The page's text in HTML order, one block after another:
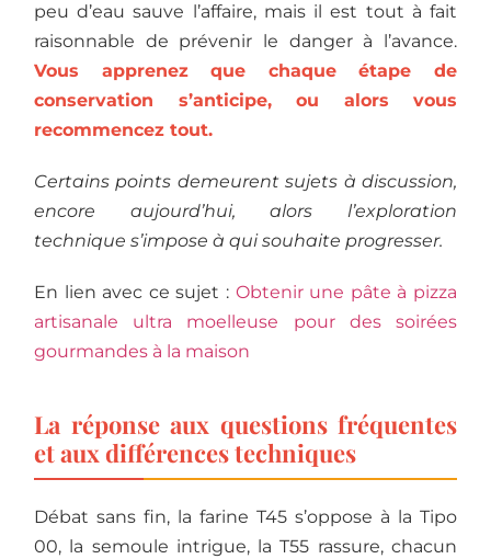
peu d’eau sauve l’affaire, mais il est tout à fait
raisonnable de prévenir le danger à l’avance.
Vous apprenez que chaque étape de
conservation s’anticipe, ou alors vous
recommencez tout.
Certains points demeurent sujets à discussion,
encore aujourd’hui, alors l’exploration
technique s’impose à qui souhaite progresser.
En lien avec ce sujet : Obtenir une pâte à pizza
artisanale ultra moelleuse pour des soirées
gourmandes à la maison
La réponse aux questions fréquentes
et aux différences techniques
Débat sans fin, la farine T45 s’oppose à la Tipo
00, la semoule intrigue, la T55 rassure, chacun